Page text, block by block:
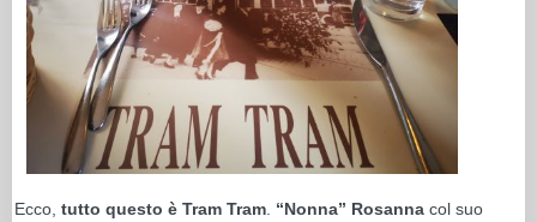
Ecco, tutto questo è Tram Tram “Nonna” Rosanna col suo